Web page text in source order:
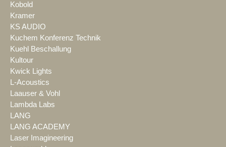
Kobold
Kramer
KS AUDIO
Kuchem Konferenz Technik
Kuehl Beschallung
Kultour
Kwick Lights
L-Acoustics
Laauser & Vohl
Lambda Labs
LANG
LANG ACADEMY
Laser Imagineering